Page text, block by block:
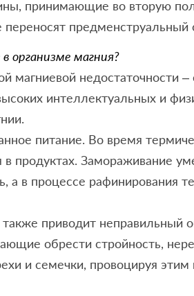
принимающие во вторую
переносят предменструальный
организме магния?
магниевой недостаточности
интеллектуальных и
питание. Во время
продуктах. Замораживание
в процессе рафинирования
приводит неправильный
обрести стройность,
и семечки, провоцируя этим